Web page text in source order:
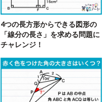
4つの長方形からできる図形の
「線分の長さ」を求める問題に
チャレンジ！